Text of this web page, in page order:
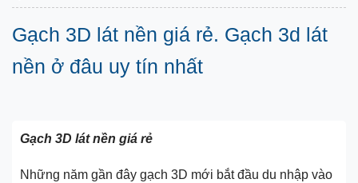
Gạch 3D lát nền giá rẻ. Gạch 3d lát
nền ở đâu uy tín nhất
Gạch 3D lát nền giá rẻ
Những năm gần đây gạch 3D mới bắt đầu du nhập vào